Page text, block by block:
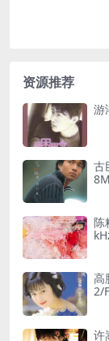
资源推荐
游
古
8M
陈
高
2/
许